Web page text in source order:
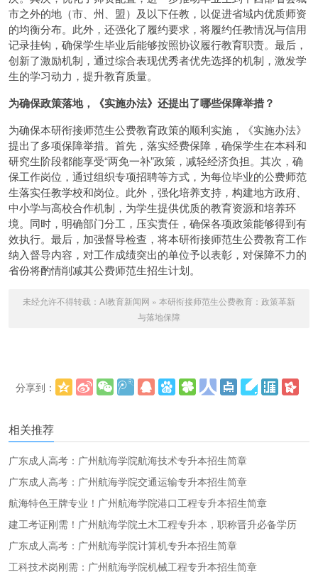
市之外的地（市、州、盟）及以下任教，以促进省域内优质师资
的均衡分布。此外，还强化了履约要求，将履约任教情况与信用
记录挂钩，确保学生毕业后能够按照协议履行教育职责。最后，
创新了激励机制，通过综合表现优秀者优先选择的机制，激发学
生的学习动力，提升教育质量。
为确保政策落地，《实施办法》还提出了哪些保障举措？
为确保本研衔接师范生公费教育政策的顺利实施，《实施办法》
提出了多项保障举措。首先，落实经费保障，确保学生在本科和
研究生阶段都能享受“两免一补”政策，减轻经济负担。其次，确
保工作岗位，通过组织专项招聘等方式，为每位毕业的公费师范
生落实任教学校和岗位。此外，强化培养支持，构建地方政府、
中小学与高校合作机制，为学生提供优质的教育资源和培养环
境。同时，明确部门分工，压实责任，确保各项政策能够得到有
效执行。最后，加强督导检查，将本研衔接师范生公费教育工作
纳入督导内容，对工作成绩突出的单位予以表彰，对保障不力的
省份将酌情削减其公费师范生招生计划。
未经允许不得转载： AI教育新闻网 » 本研衔接师范生公费教育：政策革新
与落地保障
分享到：
相关推荐
广东成人高考：广州航海学院航海技术专升本招生简章
广东成人高考：广州航海学院交通运输专升本招生简章
航海特色王牌专业！广州航海学院港口工程专升本招生简章
建工考证刚需！广州航海学院土木工程专升本，职称晋升必备学历
广东成人高考：广州航海学院计算机专升本招生简章
工科技术岗刚需：广州航海学院机械工程专升本招生简章